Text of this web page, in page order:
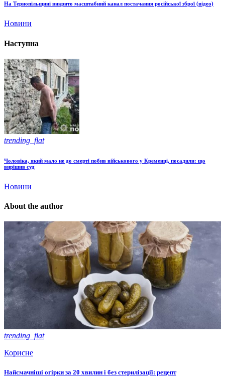
На Тернопільщині викрито масштабний канал постачання російської зброї (відео)
Новини
Наступна
trending_flat
Чоловіка, який мало не до смерті побив військового у Кременці, посадили: що
вирішив суд
Новини
About the author
trending_flat
Корисне
Найсмачніші огірки за 20 хвилин і без стерилізації: рецепт